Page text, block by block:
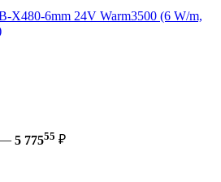
X480-6mm 24V Warm3500 (6 W/m,
— 5 77555 ₽